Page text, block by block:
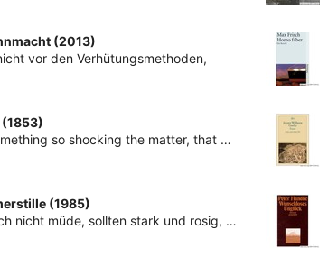
(2013)
vor den Verhütungsmethoden,
(1853)
so shocking the matter, that …
(1985)
nicht müde, sollten stark und rosig, …